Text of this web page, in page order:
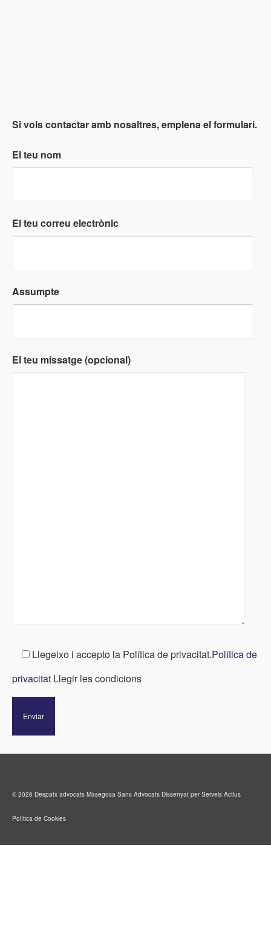
Si vols contactar amb nosaltres, emplena el formulari.
El teu nom
El teu correu electrònic
Assumpte
El teu missatge (opcional)
Llegeixo i accepto la Política de privacitat.Política de
privacitat Llegir les condicions
© 2026 Despatx advocats Masegosa Sans Advocats Dissenyat per Serveis Actius
Política de Cookies